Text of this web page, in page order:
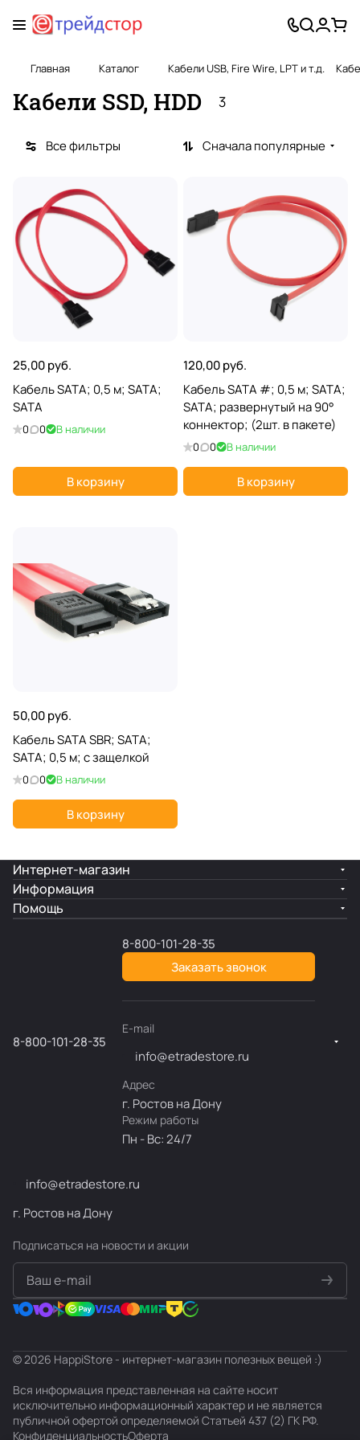
Главная Каталог Кабели USB, Fire Wire, LPT и т.д.
Кабели SSD, HDD 3
Все фильтры Сначала популярные
25,00 руб.
Кабель SATA; 0,5 м; SATA;
SATA
0 0 В наличии
В корзину
120,00 руб.
Кабель SATA #; 0,5 м; SATA;
SATA; развернутый на 90°
коннектор; (2шт. в пакете)
0 0 В наличии
В корзину
50,00 руб.
Кабель SATA SBR; SATA;
SATA; 0,5 м; с защелкой
0 0 В наличии
В корзину
Интернет-магазин
Информация
Помощь
8-800-101-28-35
8-800-101-28-35
Заказать звонок
E-mail
info@etradestore.ru
Адрес
г. Ростов на Дону
Режим работы
Пн - Вс: 24/7
info@etradestore.ru
г. Ростов на Дону
Подписаться на новости и акции
© 2026 HappiStore - интернет-магазин полезных вещей :)
Вся информация представленная на сайте носит
исключительно информационный характер и не является
публичной офертой определяемой Статьей 437 (2) ГК РФ.
КонфиденциальностьОферта